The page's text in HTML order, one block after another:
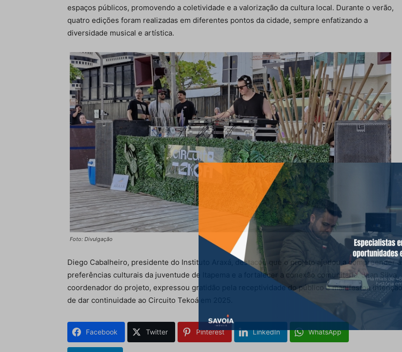
espaços públicos, promovendo a coletividade e a valorização da cultura local. Durante o verão,
quatro edições foram realizadas em diferentes pontos da cidade, sempre enfatizando a
diversidade musical e artística.
Foto: Divulgação
Diego Cabalheiro, presidente do Instituto Araxá, destacou que o projeto ajudou a compreender as
preferências culturais da juventude de Itapema e a fortalecer a conexão comunitária. Jean Silva,
coordenador do projeto, expressou gratidão pela receptividade do público e manifestou intenção
de dar continuidade ao Circuito Tekoá em 2025.
Facebook Twitter Pinterest LinkedIn WhatsApp